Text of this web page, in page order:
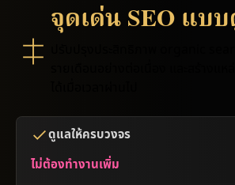
จุดเด่น SEO แบ
ดูแลให้ครบวงจร
ไม่ต้องทำงานเพิ่ม